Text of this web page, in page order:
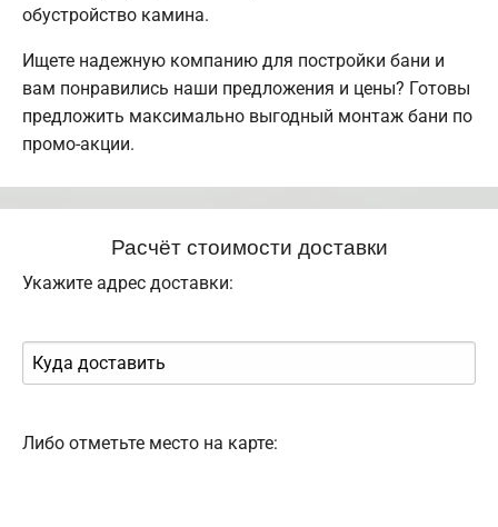
обустройство камина.
Ищете надежную компанию для постройки бани и
вам понравились наши предложения и цены? Готовы
предложить максимально выгодный монтаж бани по
промо-акции.
Расчёт стоимости доставки
Укажите адрес доставки:
Либо отметьте место на карте: